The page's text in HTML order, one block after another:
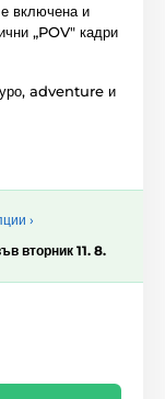
включена и
„POV" кадри
adventure и
›
вторник 11. 8.